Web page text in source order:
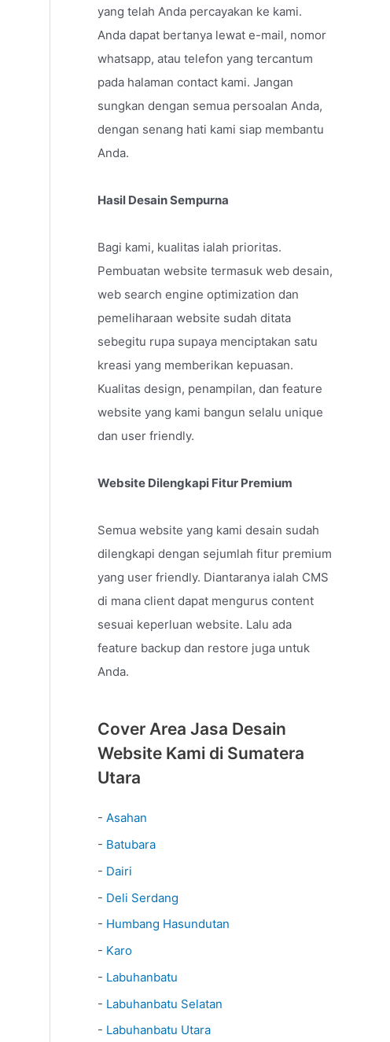
yang telah Anda percayakan ke kami.
Anda dapat bertanya lewat e-mail, nomor
whatsapp, atau telefon yang tercantum
pada halaman contact kami. Jangan
sungkan dengan semua persoalan Anda,
dengan senang hati kami siap membantu
Anda.
Hasil Desain Sempurna
Bagi kami, kualitas ialah prioritas.
Pembuatan website termasuk web desain,
web search engine optimization dan
pemeliharaan website sudah ditata
sebegitu rupa supaya menciptakan satu
kreasi yang memberikan kepuasan.
Kualitas design, penampilan, dan feature
website yang kami bangun selalu unique
dan user friendly.
Website Dilengkapi Fitur Premium
Semua website yang kami desain sudah
dilengkapi dengan sejumlah fitur premium
yang user friendly. Diantaranya ialah CMS
di mana client dapat mengurus content
sesuai keperluan website. Lalu ada
feature backup dan restore juga untuk
Anda.
Cover Area Jasa Desain
Website Kami di Sumatera
Utara
- Asahan
- Batubara
- Dairi
- Deli Serdang
- Humbang Hasundutan
- Karo
- Labuhanbatu
- Labuhanbatu Selatan
- Labuhanbatu Utara